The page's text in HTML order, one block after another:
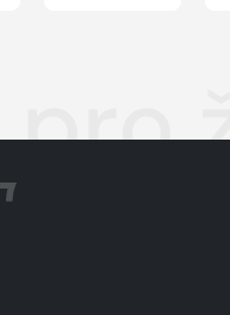
SVĚTLÝ/TMAVÝ REŽIM